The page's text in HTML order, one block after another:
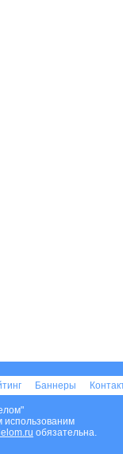
Баннеры
использованим
обязательна.